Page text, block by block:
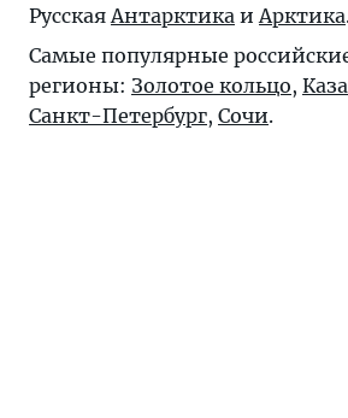
РусскаяАнтарктика иАрктика
Самые популярные
регионы: Золотое кольцо,
Санкт-Петербург, Сочи.